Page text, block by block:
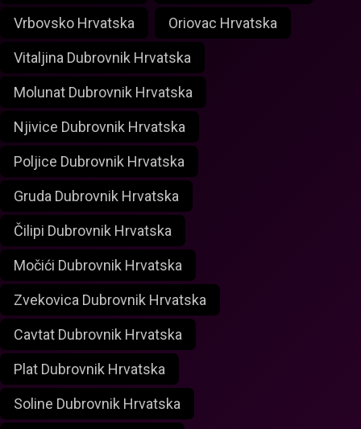
Vrbovsko Hrvatska Oriovac Hrvatska
Vitaljina Dubrovnik Hrvatska
Molunat Dubrovnik Hrvatska
Njivice Dubrovnik Hrvatska
Poljice Dubrovnik Hrvatska
Gruda Dubrovnik Hrvatska
Čilipi Dubrovnik Hrvatska
Močići Dubrovnik Hrvatska
Zvekovica Dubrovnik Hrvatska
Cavtat Dubrovnik Hrvatska
Plat Dubrovnik Hrvatska
Soline Dubrovnik Hrvatska